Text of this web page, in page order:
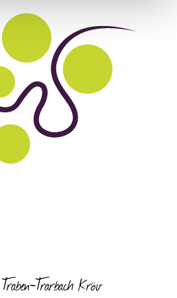
Trarbach Kröv